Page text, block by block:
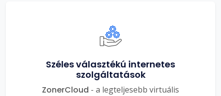
Széles választékú internetes
szolgáltatások
ZonerCloud - a legteljesebb virtuális